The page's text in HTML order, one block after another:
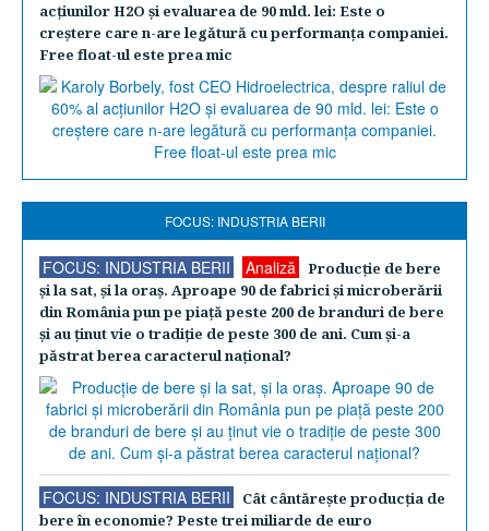
acţiunilor H2O şi evaluarea de 90 mld. lei: Este o
creştere care n-are legătură cu performanţa companiei.
Free float-ul este prea mic
FOCUS: INDUSTRIA BERII
FOCUS: INDUSTRIA BERII Analiză
Producţie de bere
şi la sat, şi la oraş. Aproape 90 de fabrici şi microberării
din România pun pe piaţă peste 200 de branduri de bere
şi au ţinut vie o tradiţie de peste 300 de ani. Cum şi-a
păstrat berea caracterul naţional?
FOCUS: INDUSTRIA BERII
Cât cântăreşte producţia de
bere în economie? Peste trei miliarde de euro